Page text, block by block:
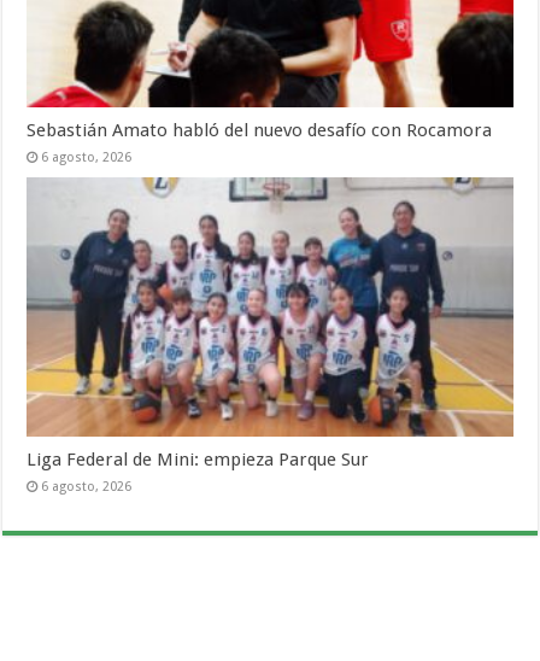
Sebastián Amato habló del nuevo desafío con Rocamora
6 agosto, 2026
Liga Federal de Mini: empieza Parque Sur
6 agosto, 2026